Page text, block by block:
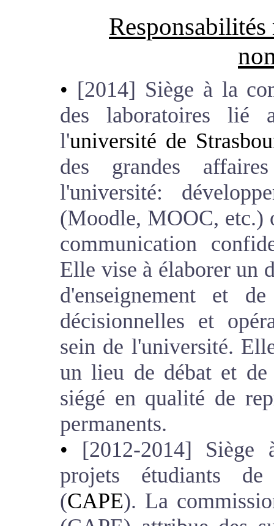
Responsabilités
[2014] Siège à la
des laboratoires lié
l'université de
des grandes
l'université:
(Moodle, MOOC, etc.)
communication
Elle vise à élaborer un
d'enseignement et
décisionnelles et
sein de l'université.
un lieu de débat et
siégé en qualité de
permanents.
[2012-2014]
projets étudiants
(CAPE). La